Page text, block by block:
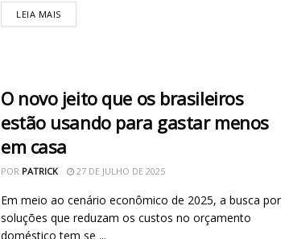
LEIA MAIS
O novo jeito que os brasileiros
estão usando para gastar menos
em casa
POR PATRICK 27 DE JULHO DE 2025
Em meio ao cenário econômico de 2025, a busca por
soluções que reduzam os custos no orçamento
doméstico tem se ...